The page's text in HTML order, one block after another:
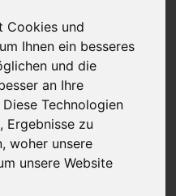
Cookies und
Ihnen ein besseres
und die
an Ihre
Technologien
Ergebnisse zu
woher unsere
unsere Website